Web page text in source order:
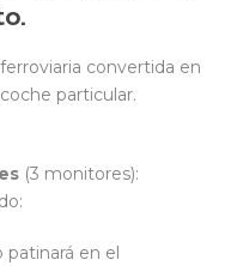
convertida en
particular.
(3 monitores):
patinará en el